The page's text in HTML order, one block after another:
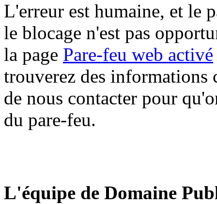
L'erreur est humaine, et le
le blocage n'est pas
la page Pare-feu web activé
trouverez des informations
de nous contacter pour
du pare-feu.
L'équipe de Domaine